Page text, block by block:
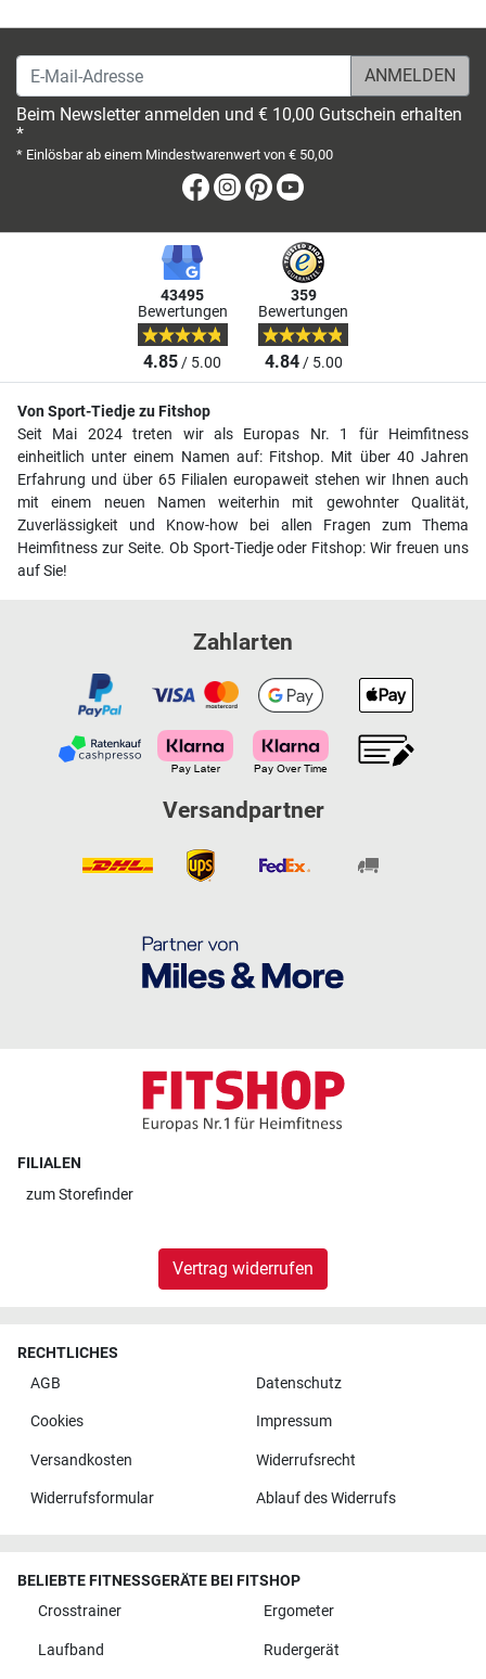
E-Mail-Adresse
Beim Newsletter anmelden und € 10,00 Gutschein erhalten
*
* Einlösbar ab einem Mindestwarenwert von € 50,00
Facebook
Instagram
Pinterest
43495
Bewertungen
4.85/ 5.00
359
Bewertungen
4.84/ 5.00
Von Sport-Tiedje zu Fitshop
Seit Mai 2024 treten wir als Europas Nr. 1 für Heimfitness
einheitlich unter einem Namen auf: Fitshop. Mit über 40 Jahren
Erfahrung und über 65 Filialen europaweit stehen wir Ihnen auch
mit einem neuen Namen weiterhin mit gewohnter Qualität,
Zuverlässigkeit und Know-how bei allen Fragen zum Thema
Heimfitness zur Seite. Ob Sport-Tiedje oder Fitshop: Wir freuen uns
auf Sie!
Zahlarten
Versandpartner
FILIALEN
zumStorefinder
Vertrag widerrufen
RECHTLICHES
AGB
Datenschutz
Cookies Impressum
Versandkosten Widerrufsrecht
Widerrufsformular Ablauf des Widerrufs
BELIEBTE FITNESSGERÄTE BEI FITSHOP
Crosstrainer
Ergometer
Laufband Rudergerät